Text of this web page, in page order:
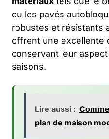
ou les pavés
robustes et résistants
offrent une excellente
conservant leur
saisons.
Lire aussi :
plan de maison